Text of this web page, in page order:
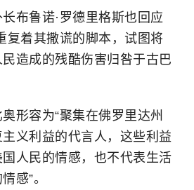
布鲁诺·罗德里格斯也回应
复着其撒谎的脚本，试图将
造成的残酷伤害归咎于古巴
形容为“聚集在佛罗里达州
义利益的代言人，这些利益
人民的情感，也不代表生活
感”。